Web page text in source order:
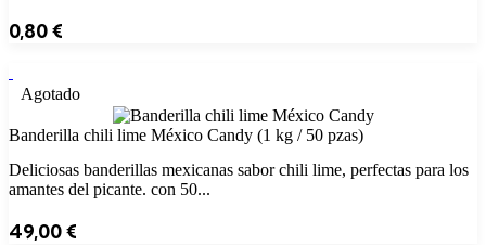
0,80€
Agotado
Banderilla chili lime México Candy (1 kg / 50 pzas)
Deliciosas banderillas mexicanas sabor chili lime, perfectas para los
amantes del picante. con 50...
49,00€